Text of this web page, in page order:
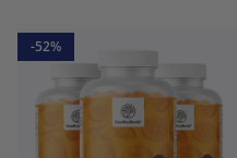
-52%